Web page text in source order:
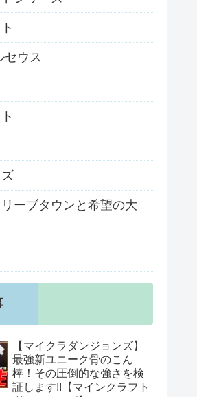
セウス
ーブタウンと希望の大
【マイクラダンジョンズ】
最強新ユニーク骨のこん
棒！その圧倒的な強さを検
証します!!【マインクラフト